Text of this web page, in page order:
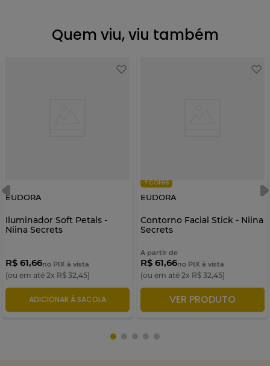
Quem viu, viu também
EUDORA
Iluminador Soft Petals -
Niina Secrets
R$ 61,66no PIX à vista
(ou em até 2x R$ 32,45)
ADICIONAR À SACOLA
+cores
EUDORA
Contorno Facial Stick - Niina
Secrets
A partir de
R$ 61,66no PIX à vista
(ou em até 2x R$ 32,45)
ADICIONAR À SACOLA
VER PRODUTO